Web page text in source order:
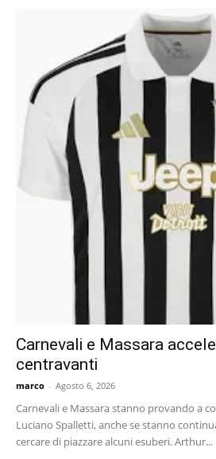
Carnevali e Massara
centravanti
marco - Agosto 6, 2026
Carnevali e Massara stanno provando a
Luciano Spalletti, anche se stanno
cercare di piazzare alcuni esuberi. Arthur...